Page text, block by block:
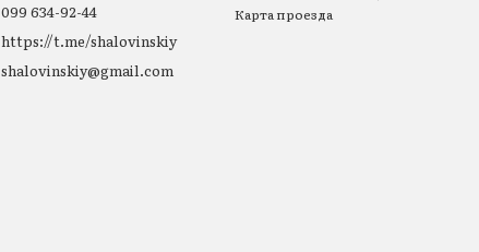
099 634-92-44
https://t.me/shalovinskiy
shalovinskiy@gmail.com
Карта проезда